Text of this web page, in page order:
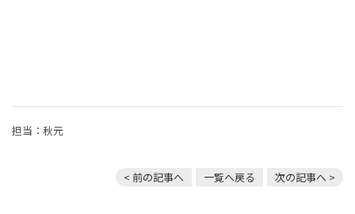
担当：秋元
< 前の記事へ 一覧へ戻る 次の記事へ >